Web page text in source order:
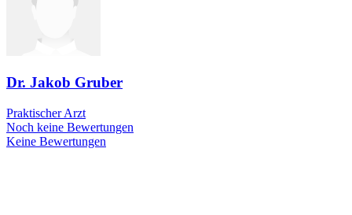
Dr. Jakob Gruber
Praktischer Arzt
Noch keine Bewertungen
Keine Bewertungen